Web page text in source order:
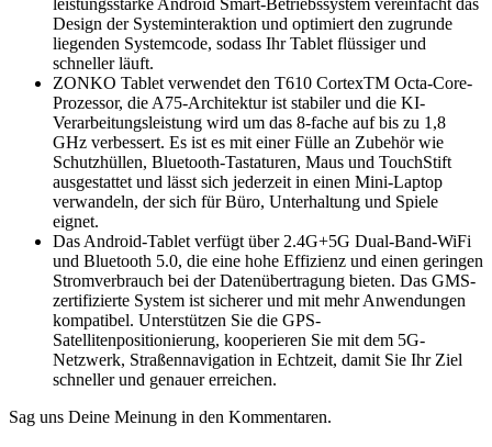
leistungsstarke Android Smart-Betriebssystem vereinfacht das
Design der Systeminteraktion und optimiert den zugrunde
liegenden Systemcode, sodass Ihr Tablet flüssiger und
schneller läuft.
ZONKO Tablet verwendet den T610 CortexTM Octa-Core-
Prozessor, die A75-Architektur ist stabiler und die KI-
Verarbeitungsleistung wird um das 8-fache auf bis zu 1,8
GHz verbessert. Es ist es mit einer Fülle an Zubehör wie
Schutzhüllen, Bluetooth-Tastaturen, Maus und TouchStift
ausgestattet und lässt sich jederzeit in einen Mini-Laptop
verwandeln, der sich für Büro, Unterhaltung und Spiele
eignet.
Das Android-Tablet verfügt über 2.4G+5G Dual-Band-WiFi
und Bluetooth 5.0, die eine hohe Effizienz und einen geringen
Stromverbrauch bei der Datenübertragung bieten. Das GMS-
zertifizierte System ist sicherer und mit mehr Anwendungen
kompatibel. Unterstützen Sie die GPS-
Satellitenpositionierung, kooperieren Sie mit dem 5G-
Netzwerk, Straßennavigation in Echtzeit, damit Sie Ihr Ziel
schneller und genauer erreichen.
Sag uns Deine Meinung in den Kommentaren.